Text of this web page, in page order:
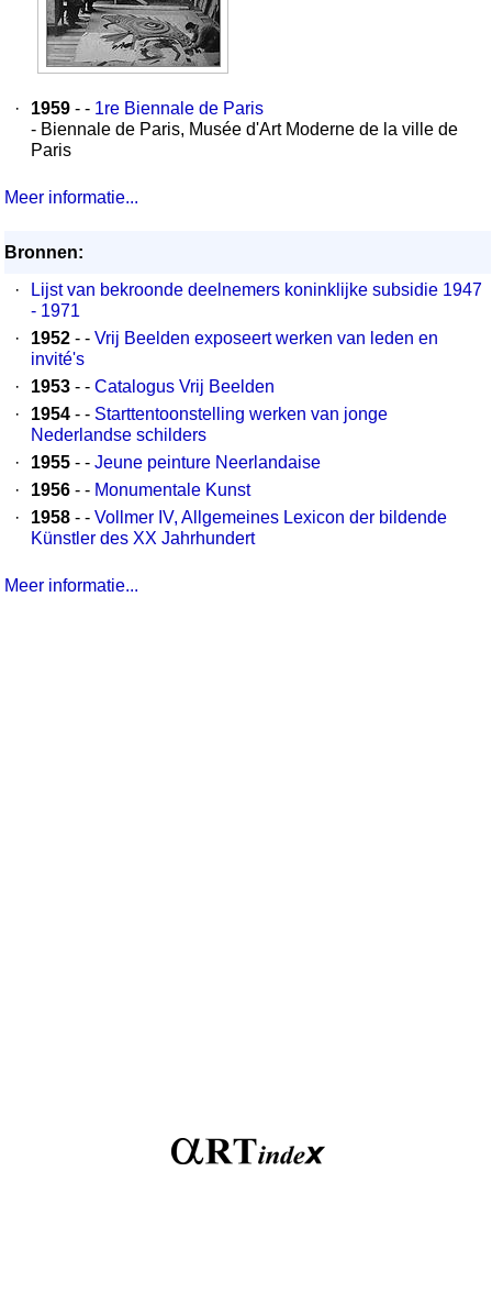
· 1959 - - 1re Biennale de Paris
- Biennale de Paris, Musée d'Art Moderne de la ville de
Paris
Meer informatie...
Bronnen:
·
Lijst van bekroonde deelnemers koninklijke subsidie 1947
- 1971
·
1952 - - Vrij Beelden exposeert werken van leden en
invité's
·
1953 - - Catalogus Vrij Beelden
·
1954 - - Starttentoonstelling werken van jonge
Nederlandse schilders
·
1955 - - Jeune peinture Neerlandaise
·
1956 - - Monumentale Kunst
·
1958 - - Vollmer IV, Allgemeines Lexicon der bildende
Künstler des XX Jahrhundert
Meer informatie...